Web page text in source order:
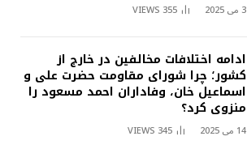
3 می 2025 355
VIEWS
ادامه اختلافات مخالفین در خارج از
کشور؛ چرا شورای مقاومت حضرت علی و
اسماعیل خان، وفاداران احمد مسعود را
منزوی کرد؟
14 می 2025 345
VIEWS